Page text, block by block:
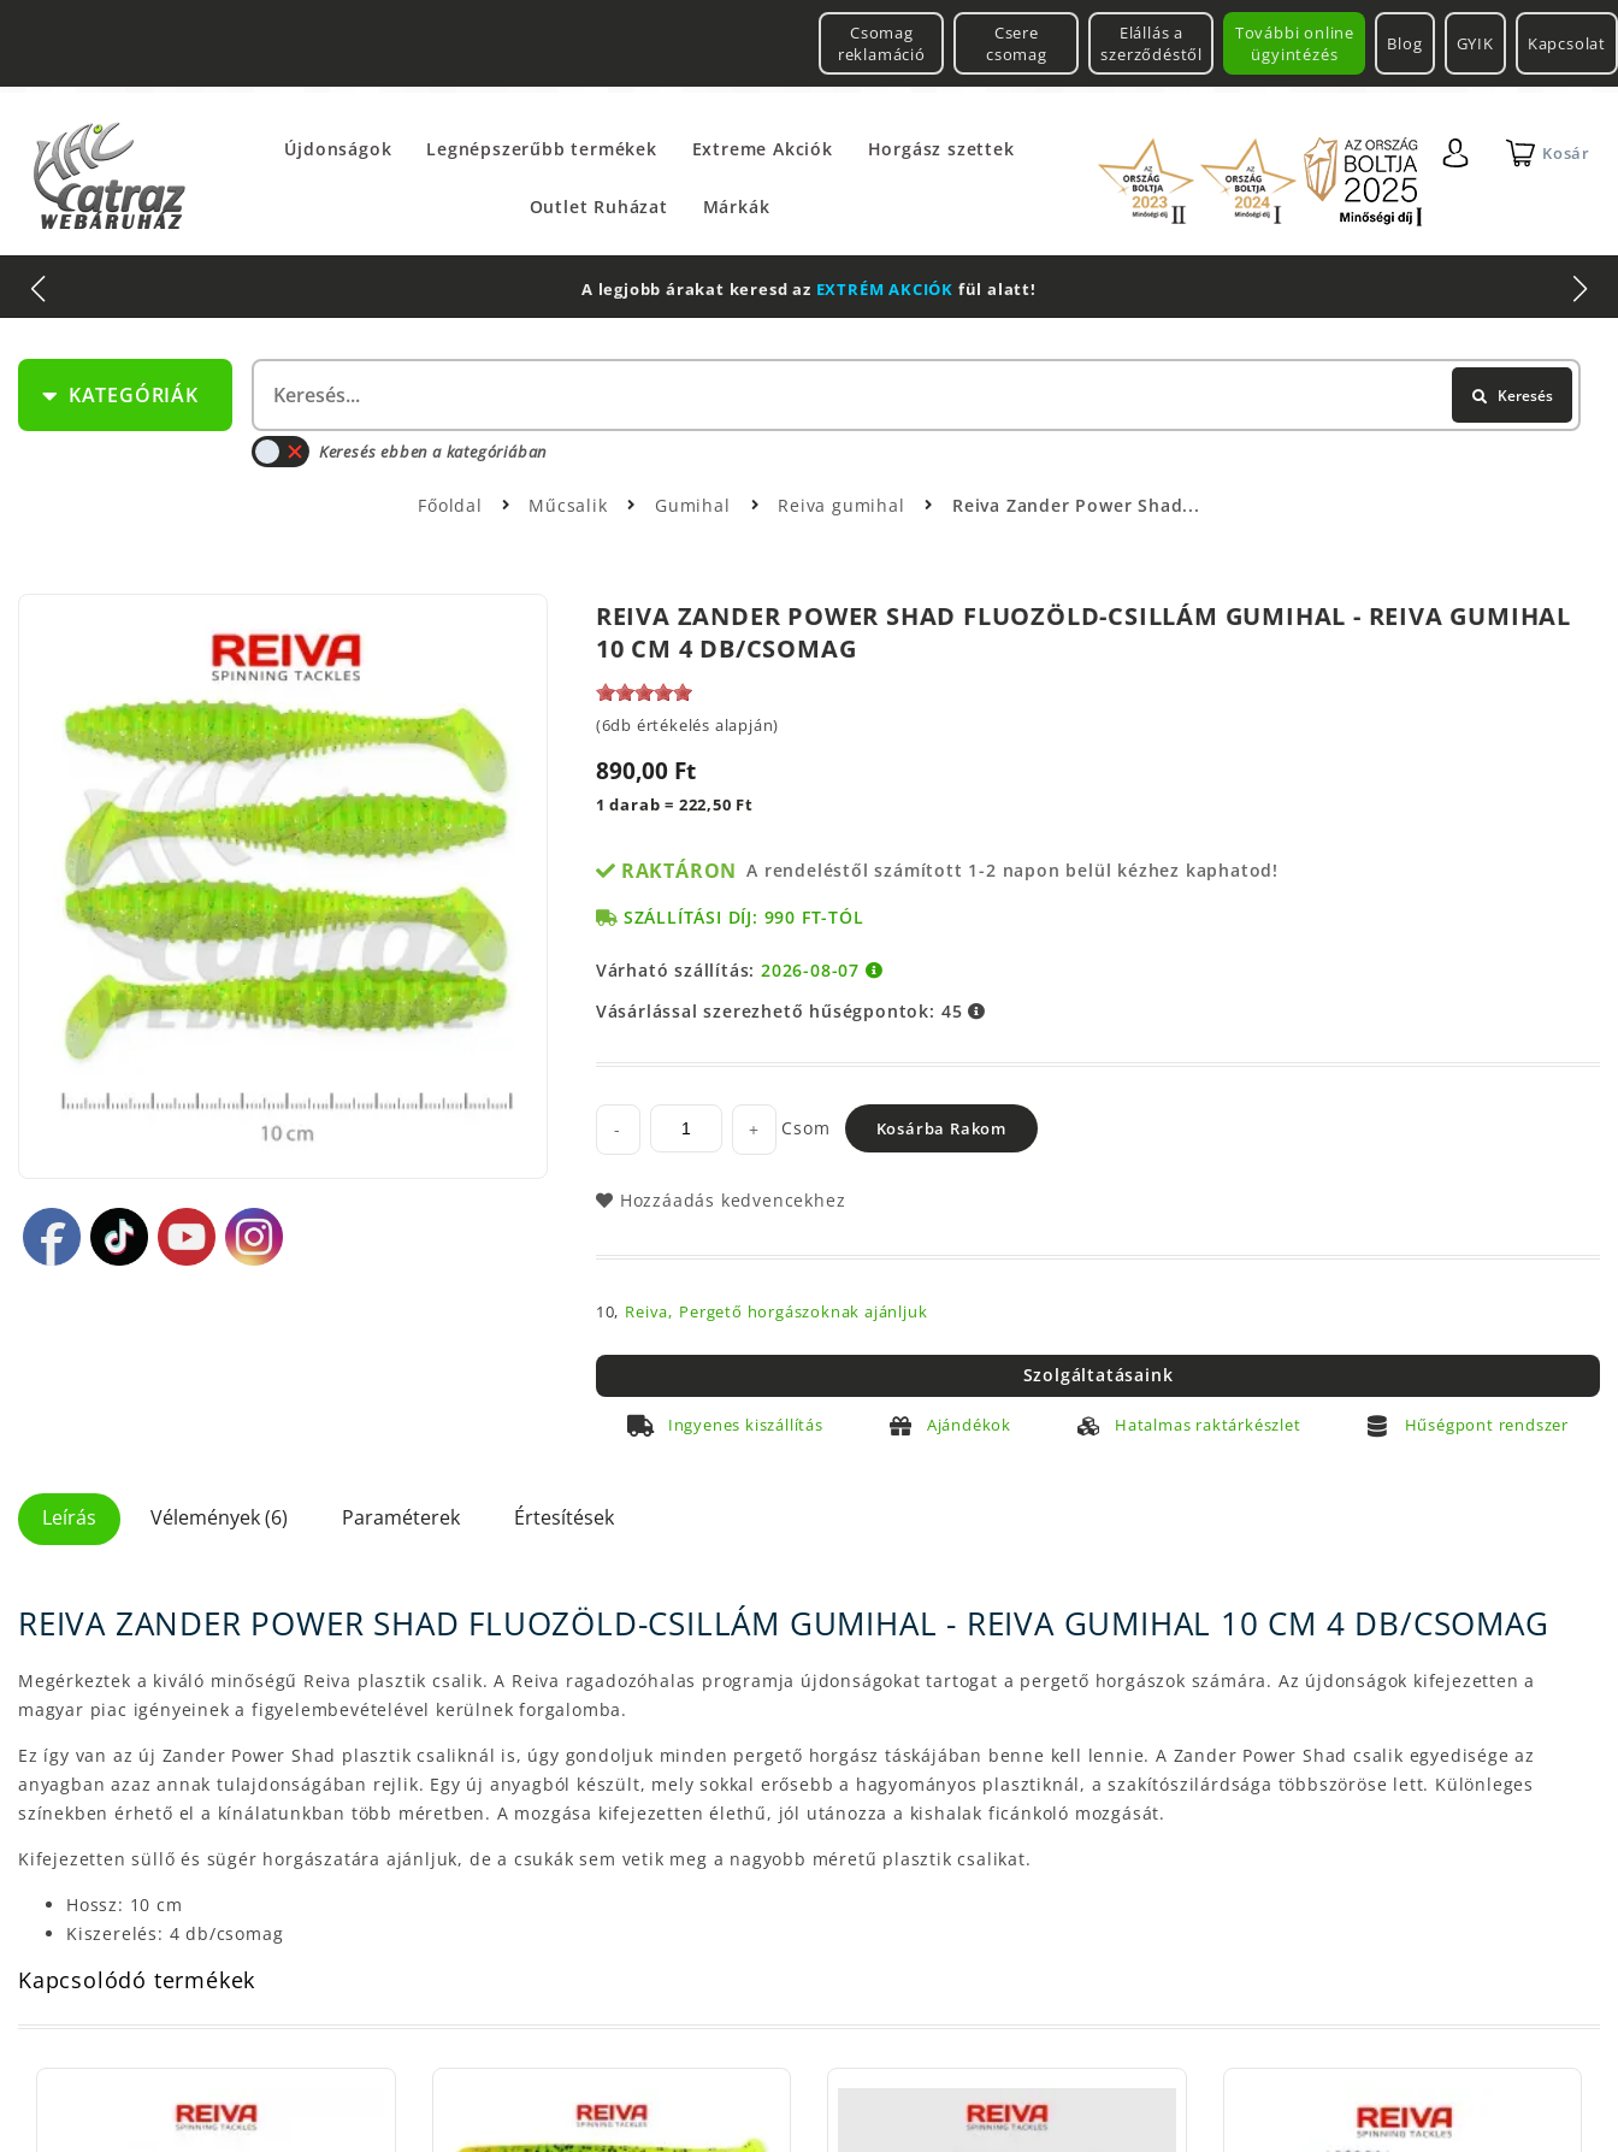
További online
ügyintézés
Csomag
reklamáció
Csere
csomag
Elállás a
szerződéstől
Blog GYIK Kapcsolat
Újdonságok Legnépszerűbb termékek Extreme Akciók Horgász szettek
Outlet Ruházat Márkák
Kosár
A legjobb árakat keresd az EXTRÉM AKCIÓK fül alatt!
KATEGÓRIÁK Keresés
Keresés ebben a kategóriában
Főoldal Műcsalik Gumihal Reiva gumihal Reiva Zander Power Shad...
REIVA ZANDER POWER SHAD FLUOZÖLD-CSILLÁM GUMIHAL - REIVA GUMIHAL
10 CM 4 DB/CSOMAG
(6db értékelés alapján)
890,00 Ft
1 darab = 222,50 Ft
RAKTÁRON A rendeléstől számított 1-2 napon belül kézhez kaphatod!
SZÁLLÍTÁSI DÍJ: 990 FT-TÓL
Várható szállítás:2026-08-07
Vásárlással szerezhető hűségpontok: 45
- + Csom Kosárba Rakom
Hozzáadás kedvencekhez
10, Reiva, Pergető horgászoknak ajánljuk
Szolgáltatásaink
Ingyenes kiszállítás Ajándékok Hatalmas raktárkészlet Hűségpont rendszer
Leírás Vélemények (6) Paraméterek Értesítések
REIVA ZANDER POWER SHAD FLUOZÖLD-CSILLÁM GUMIHAL - REIVA GUMIHAL 10 CM 4 DB/CSOMAG
Megérkeztek a kiváló minőségű Reiva plasztik csalik. A Reiva ragadozóhalas programja újdonságokat tartogat a pergető horgászok számára. Az újdonságok kifejezetten a
magyar piac igényeinek a figyelembevételével kerülnek forgalomba.
Ez így van az új Zander Power Shad plasztik csaliknál is, úgy gondoljuk minden pergető horgász táskájában benne kell lennie. A Zander Power Shad csalik egyedisége az
anyagban azaz annak tulajdonságában rejlik. Egy új anyagból készült, mely sokkal erősebb a hagyományos plasztiknál, a szakítószilárdsága többszöröse lett. Különleges
színekben érhető el a kínálatunkban több méretben. A mozgása kifejezetten élethű, jól utánozza a kishalak ficánkoló mozgását.
Kifejezetten süllő és sügér horgászatára ajánljuk, de a csukák sem vetik meg a nagyobb méretű plasztik csalikat.
Hossz: 10 cm
Kiszerelés: 4 db/csomag
Kapcsolódó termékek